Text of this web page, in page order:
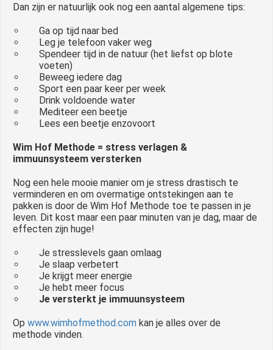
Dan zijn er natuurlijk ook nog een aantal algemene tips:
Ga op tijd naar bed
Leg je telefoon vaker weg
Spendeer tijd in de natuur (het liefst op blote
voeten)
Beweeg iedere dag
Sport een paar keer per week
Drink voldoende water
Mediteer een beetje
Lees een beetje enzovoort
Wim Hof Methode = stress verlagen &
immuunsysteem versterken
Nog een hele mooie manier om je stress drastisch te
verminderen en om overmatige ontstekingen aan te
pakken is door de Wim Hof Methode toe te passen in je
leven. Dit kost maar een paar minuten van je dag, maar de
effecten zijn huge!
Je stresslevels gaan omlaag
Je slaap verbetert
Je krijgt meer energie
Je hebt meer focus
Je versterkt je immuunsysteem
Op www.wimhofmethod.com kan je alles over de
methode vinden.